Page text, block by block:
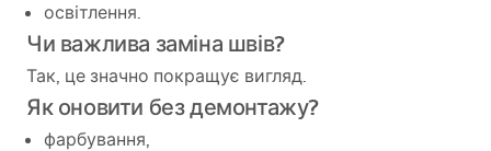
освітлення.
Чи важлива заміна швів?
Так, це значно покращує вигляд.
Як оновити без демонтажу?
фарбування,